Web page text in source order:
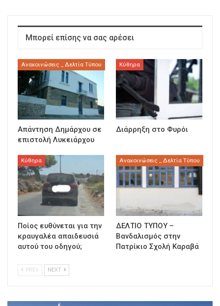
Μπορεί επίσης να σας αρέσει
Ανακοινώσεις _ Δελτία Τύπου
Απάντηση Δημάρχου σε
επιστολή Λυκειάρχου
Κύθηρα
Διάρρηξη στο Φυρόι
Κύθηρα
Ποίος ευθύνεται για την
κραυγαλέα απαιδευσιά
αυτού του οδηγού;
Ανακοινώσεις _ Δελτία Τύπου
ΔΕΛΤΙΟ ΤΥΠΟΥ –
Βανδαλισμός στην
Πατρίκιο Σχολή Καραβά
PREV NEXT